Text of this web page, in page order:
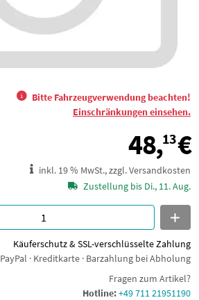
Bitte Fahrzeugverwendung beachten!
Einschränkungen einsehen.
48,13€
inkl. 19 % MwSt., zzgl. Versandkosten
Zustellung bis Di., 11. Aug.
Käuferschutz & SSL-verschlüsselte Zahlung
PayPal · Kreditkarte · Barzahlung bei Abholung
Fragen zum Artikel?
Hotline:+49 711 21951190